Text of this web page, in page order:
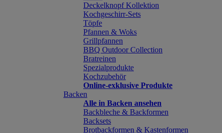
Deckelknopf Kollektion
Kochgeschirr-Sets
Töpfe
Pfannen & Woks
Grillpfannen
BBQ Outdoor Collection
Bratreinen
Spezialprodukte
Kochzubehör
Online-exklusive Produkte
Backen
Alle in Backen ansehen
Backbleche & Backformen
Backsets
Brotbackformen & Kastenformen